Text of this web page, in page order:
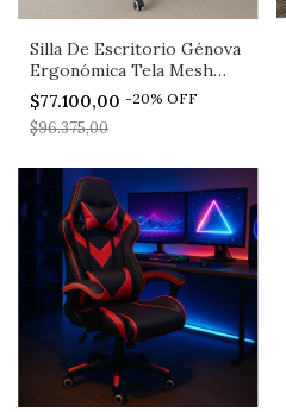
Silla De Escritorio Génova
Ergonómica Tela Mesh
Negra Pldeco
$77.100,00 -20% OFF
$96.375,00